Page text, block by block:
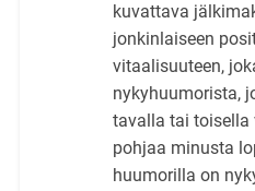
kuvattava
jonkinlaiseen
vitaalisuuteen,
nykyhuumorista,
tavalla tai toisella
pohjaa minusta
huumorilla on